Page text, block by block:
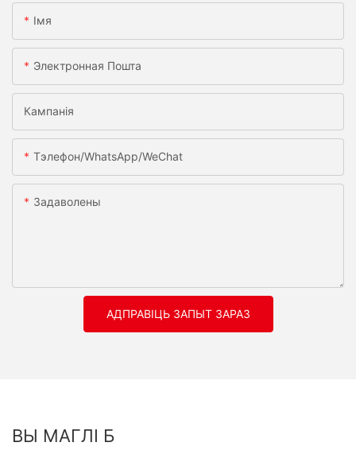
Імя
Электронная Пошта
Кампанія
Тэлефон/WhatsApp/WeChat
Задаволены
АДПРАВІЦЬ ЗАПЫТ ЗАРАЗ
ВЫ МАГЛІ Б